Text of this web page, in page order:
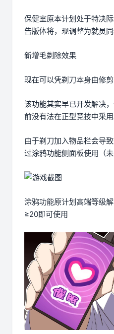
保健室原本计划处于特决
告版体将，现调整为就员
新增毛剃除效果
现在可以凭剃刀本身由修
该功能其实早已开发解决
前没有法在正型竞技中采用
由于剃刀加入物品栏会导
过涂鸦功能侧面板使用（未
涂鸦功能原计划高端等级
≥20即可使用